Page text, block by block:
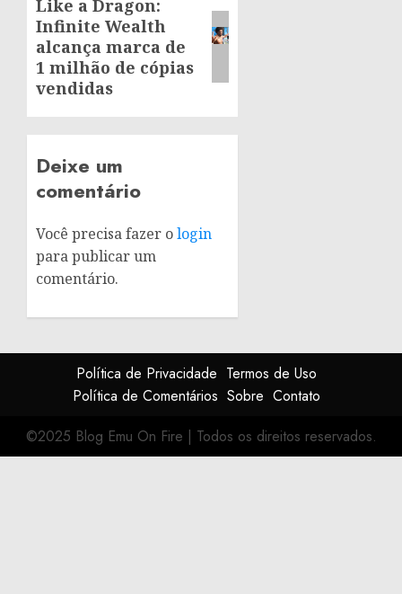
Next
post:
Like a Dragon:
Infinite Wealth
alcança marca de
1 milhão de cópias
vendidas
Deixe um
comentário
Você precisa fazer ologin
para publicar um
comentário.
Política de Privacidade Termos de Uso
Política de Comentários Sobre Contato
©2025 Blog Emu On Fire | Todos os direitos reservados.